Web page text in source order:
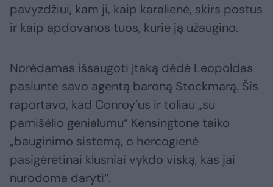
pavyzdžiui, kam ji, kaip karalienė, skirs postus
ir kaip apdovanos tuos, kurie ją užaugino.
Norėdamas išsaugoti įtaką dėdė Leopoldas
pasiuntė savo agentą baroną Stockmarą. Šis
raportavo, kad Conroy’us ir toliau „su
pamišėlio genialumu“ Kensingtone taiko
„bauginimo sistemą, o hercogienė
pasigėrėtinai klusniai vykdo viską, kas jai
nurodoma daryti“.